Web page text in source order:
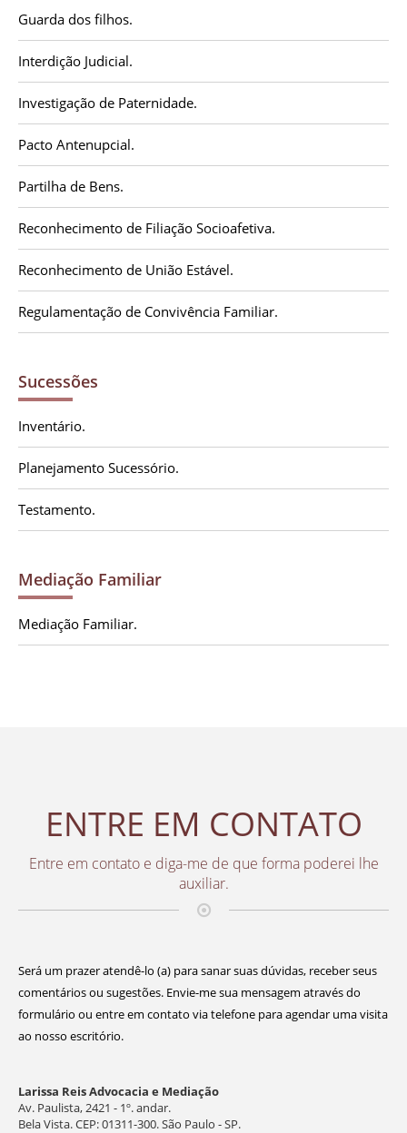
Guarda dos filhos.
Interdição Judicial.
Investigação de Paternidade.
Pacto Antenupcial.
Partilha de Bens.
Reconhecimento de Filiação Socioafetiva.
Reconhecimento de União Estável.
Regulamentação de Convivência Familiar.
Sucessões
Inventário.
Planejamento Sucessório.
Testamento.
Mediação Familiar
Mediação Familiar.
ENTRE EM CONTATO
Entre em contato e diga-me de que forma poderei lhe
auxiliar.
Será um prazer atendê-lo (a) para sanar suas dúvidas, receber seus
comentários ou sugestões. Envie-me sua mensagem através do
formulário ou entre em contato via telefone para agendar uma visita
ao nosso escritório.
Larissa Reis Advocacia e Mediação
Av. Paulista, 2421 - 1º. andar.
Bela Vista. CEP: 01311-300. São Paulo - SP.